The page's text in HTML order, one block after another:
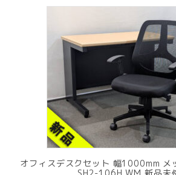
オフィスデスクセット 幅1000mm メ